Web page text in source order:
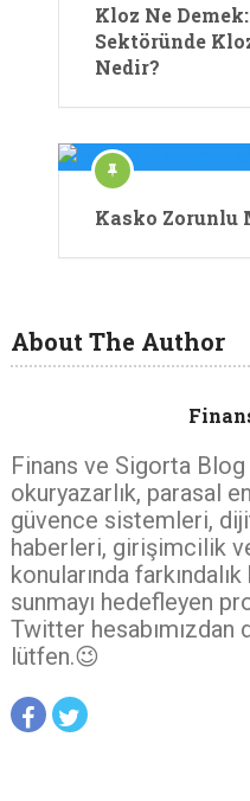
Kloz Ne
Sektöründe
Nedir?
Kasko Zorunlu
About The Author
Finans ve Sigorta
okuryazarlık, parasal
güvence sistemleri,
haberleri, girişimcilik
konularında
sunmayı hedefleyen
Twitter hesabımızdan
lütfen.😉